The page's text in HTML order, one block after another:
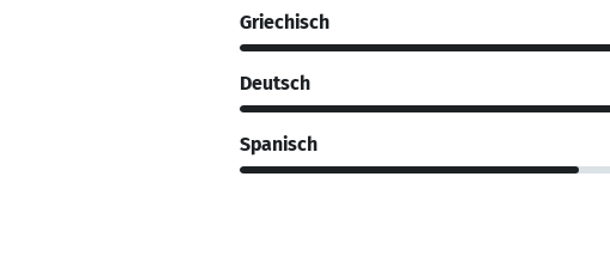
Griechisch
Deutsch
Spanisch